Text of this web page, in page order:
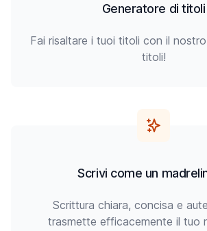
Generatore di titoli
Fai risaltare i tuoi titoli con il
titoli!
Scrivi come un
Scrittura chiara, concisa e
trasmette efficacemente il tuo